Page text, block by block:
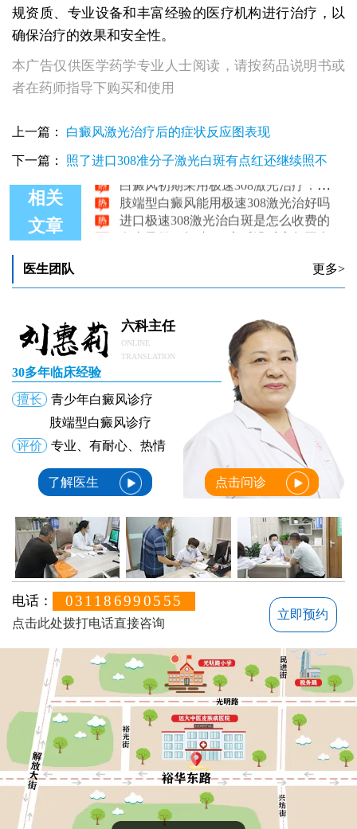
规资质、专业设备和丰富经验的医疗机构进行治疗，以
确保治疗的效果和安全性。
本广告仅供医学药学专业人士阅读，请按药品说明书或
者在药师指导下购买和使用
上一篇： 白癜风激光治疗后的症状反应图表现
下一篇： 照了进口308准分子激光白斑有点红还继续照不
相关
文章
极速308激光照白癜风一平方厘米多少钱
白癜风初期采用极速308激光治疗：专业分析与效果探讨
肢端型白癜风能用极速308激光治好吗
进口极速308激光治白斑是怎么收费的
白癜风做了极速308之后没反应怎回事
医生团队 更多>
六科主任
ONLINE
TRANSLATION
30多年临床经验
擅长
青少年白癜风诊疗
肢端型白癜风诊疗
评价
专业、有耐心、热情
了解医生 点击问诊
电话： 031186990555
点击此处拨打电话直接咨询
立即预约